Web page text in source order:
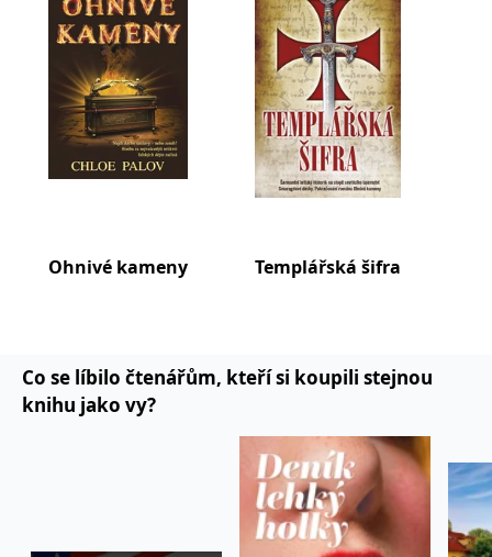
použít svou lásku pro dobrodružství, titul z
historie umění a posedlost konspiračními
teoriemi, aby napsala výjimečný debut - Ohnivé
kameny. Více najdete na její stránce...
Zdroj fotografie/downloaded from:
http://www.cmpalov.com/
Ohnivé kameny Templářská šifra
Co se líbilo čtenářům, kteří si koupili stejnou
knihu jako vy?